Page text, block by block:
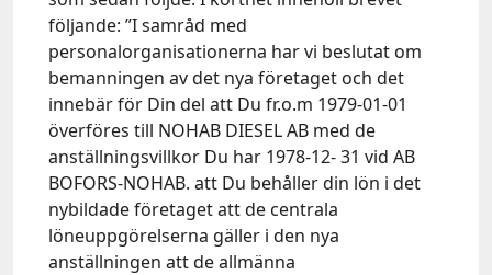
följande: ”I samråd med
personalorganisationerna har vi beslutat om
bemanningen av det nya företaget och det
innebär för Din del att Du fr.o.m 1979-01-01
överföres till NOHAB DIESEL AB med de
anställningsvillkor Du har 1978-12- 31 vid AB
BOFORS-NOHAB. att Du behåller din lön i det
nybildade företaget att de centrala
löneuppgörelserna gäller i den nya
anställningen att de allmänna